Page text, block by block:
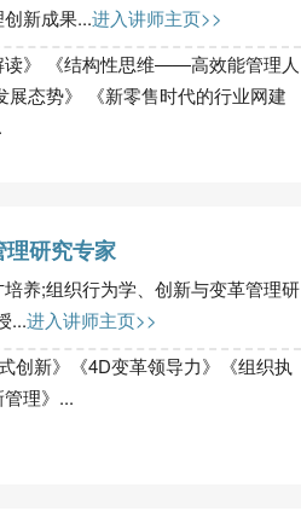
新成果...进入讲师主页>>
读》 《结构性思维——高效能管理人
态势》 《新零售时代的行业网建
研究专家
养;组织行为学、创新与变革管理研
...进入讲师主页>>
创新》《4D变革领导力》《组织执
理》...